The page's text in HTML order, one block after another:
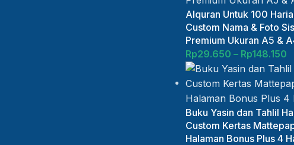
Alquran Untuk 100
Custom Nama & Foto
Premium Ukuran A5 &
Rp29.650 – Rp148.150
Buku Yasin dan Tahlil
Custom Kertas
Halaman Bonus Plus 4